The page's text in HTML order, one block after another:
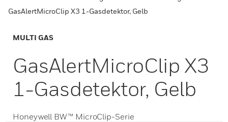
GasAlertMicroClip X3 1-Gasdetektor, Gelb
MULTI GAS
GasAlertMicroClip X3
1-Gasdetektor, Gelb
Honeywell BW™ MicroClip-Serie